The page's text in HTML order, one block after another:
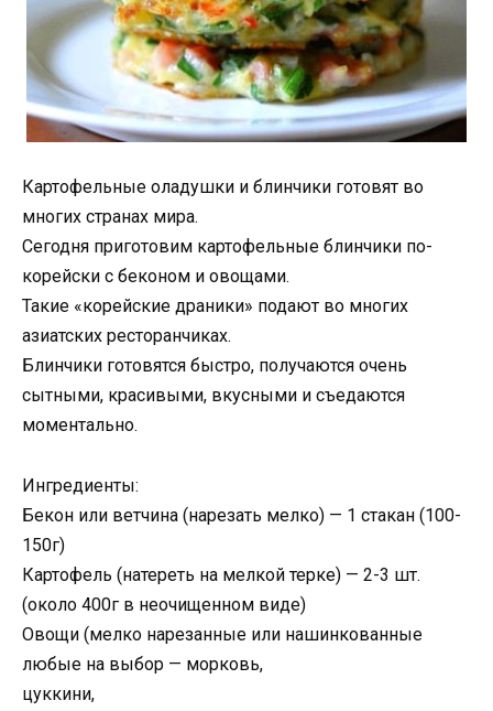
Картофельные оладушки и блинчики готовят во
многих странах мира.
Сегодня приготовим картофельные блинчики по-
корейски с беконом и овощами.
Такие «корейские драники» подают во многих
азиатских ресторанчиках.
Блинчики готовятся быстро, получаются очень
сытными, красивыми, вкусными и съедаются
моментально.
Ингредиенты:
Бекон или ветчина (нарезать мелко) — 1 стакан (100-
150г)
Картофель (натереть на мелкой терке) — 2-3 шт.
(около 400г в неочищенном виде)
Овощи (мелко нарезанные или нашинкованные
любые на выбор — морковь,
цуккини,